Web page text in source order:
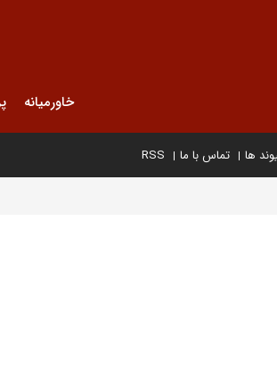
خاورمیانه
ها تماس با ما RSS